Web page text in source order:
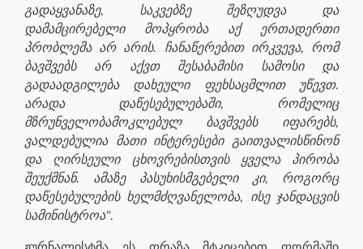
გადაყვანაზე, საკვებზე შეზღუდვა და
დამამცირებელი მოპყრობა აქ ერთადერთი
პრობლემა არ არის. ჩანაწერებით ირკვევა, რომ
ბავშვებს არ აქვთ შესაბამისი სამოსი და
გადაადგილება დახეული ფეხსაცმლით უწევთ.
არადა დაწესებულებაში, რომელიც
მზრუნველობამოკლებულ ბავშვებს იფარებს,
ვალდებულია მათი ინტერესები გაითვალისწინონ
და ღირსეული ცხოვრებისთვის ყველა პირობა
შეუქმნან. ამაზე პასუხისმგებელი კი, როგორც
დაწესებულების ხელმძღვანელობა, ისე ჯანდაცვის
სამინისტროა".